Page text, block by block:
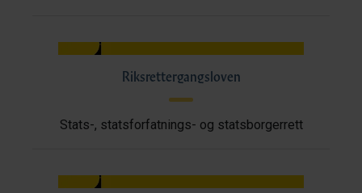
Riksrettergangsloven
Stats-, statsforfatnings- og statsborgerrett